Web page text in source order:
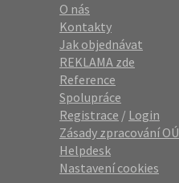
O nás
Kontakty
Jak objednávat
REKLAMA zde
Reference
Spolupráce
Registrace / Login
Zásady zpracování OÚ
Helpdesk
Nastavení cookies